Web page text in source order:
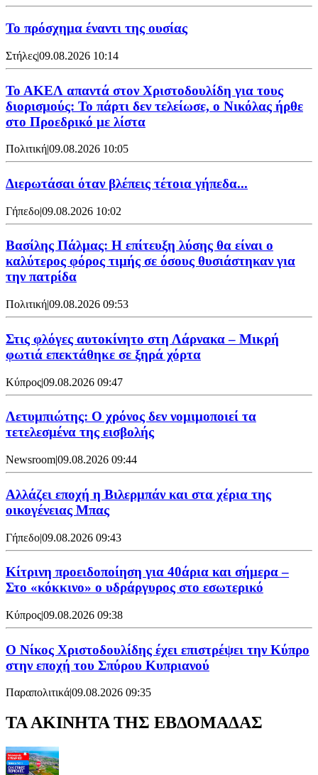
Το πρόσχημα έναντι της ουσίας
Στήλες|09.08.2026 10:14
Το ΑΚΕΛ απαντά στον Χριστοδουλίδη για τους
διορισμούς: Το πάρτι δεν τελείωσε, ο Νικόλας ήρθε
στο Προεδρικό με λίστα
Πολιτική|09.08.2026 10:05
Διερωτάσαι όταν βλέπεις τέτοια γήπεδα...
Γήπεδο|09.08.2026 10:02
Βασίλης Πάλμας: Η επίτευξη λύσης θα είναι ο
καλύτερος φόρος τιμής σε όσους θυσιάστηκαν για
την πατρίδα
Πολιτική|09.08.2026 09:53
Στις φλόγες αυτοκίνητο στη Λάρνακα – Μικρή
φωτιά επεκτάθηκε σε ξηρά χόρτα
Κύπρος|09.08.2026 09:47
Λετυμπιώτης: Ο χρόνος δεν νομιμοποιεί τα
τετελεσμένα της εισβολής
Newsroom|09.08.2026 09:44
Aλλάζει εποχή η Βιλερμπάν και στα χέρια της
οικογένειας Μπας
Γήπεδο|09.08.2026 09:43
Κίτρινη προειδοποίηση για 40άρια και σήμερα –
Στο «κόκκινο» ο υδράργυρος στο εσωτερικό
Κύπρος|09.08.2026 09:38
Ο Νίκος Χριστοδουλίδης έχει επιστρέψει την Κύπρο
στην εποχή του Σπύρου Κυπριανού
Παραπολιτικά|09.08.2026 09:35
ΤΑ ΑΚΙΝΗΤΑ ΤΗΣ ΕΒΔΟΜΑΔΑΣ